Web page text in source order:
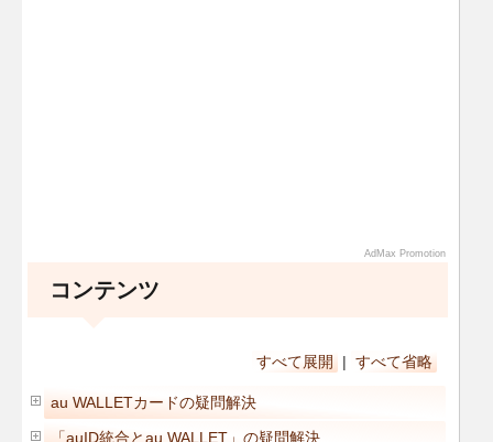
AdMax Promotion
コンテンツ
すべて展開 | すべて省略
au WALLETカードの疑問解決
「auID統合とau WALLET」の疑問解決